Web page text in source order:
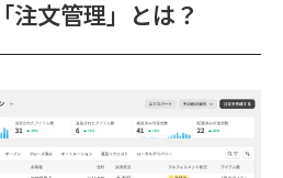
注文管理」とは？